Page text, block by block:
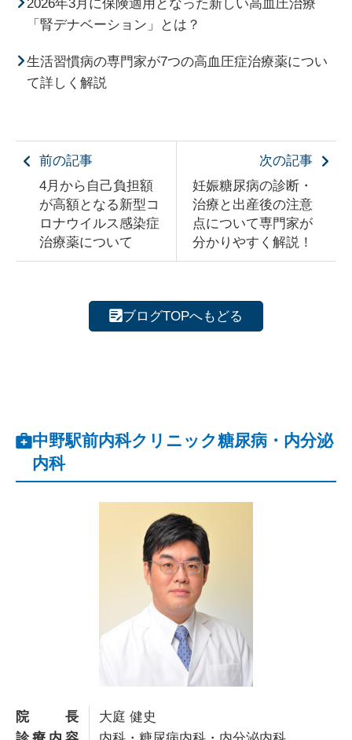
2026年3月に保険適用となった新しい高血圧治療
「腎デナベーション」とは？
生活習慣病の専門家が7つの高血圧症治療薬につい
て詳しく解説
前の記事
4月から自己負担額
が高額となる新型コ
ロナウイルス感染症
治療薬について
次の記事
妊娠糖尿病の診断・
治療と出産後の注意
点について専門家が
分かりやすく解説！
ブログTOPへもどる
中野駅前内科クリニック糖尿病・内分泌
内科
院長
大庭 健史